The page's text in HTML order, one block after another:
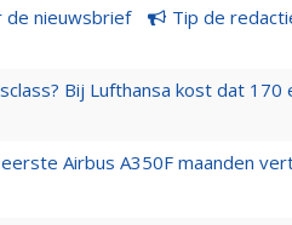
de nieuwsbrief Tip de
Bij Lufthansa kost dat 170
Airbus A350F maanden